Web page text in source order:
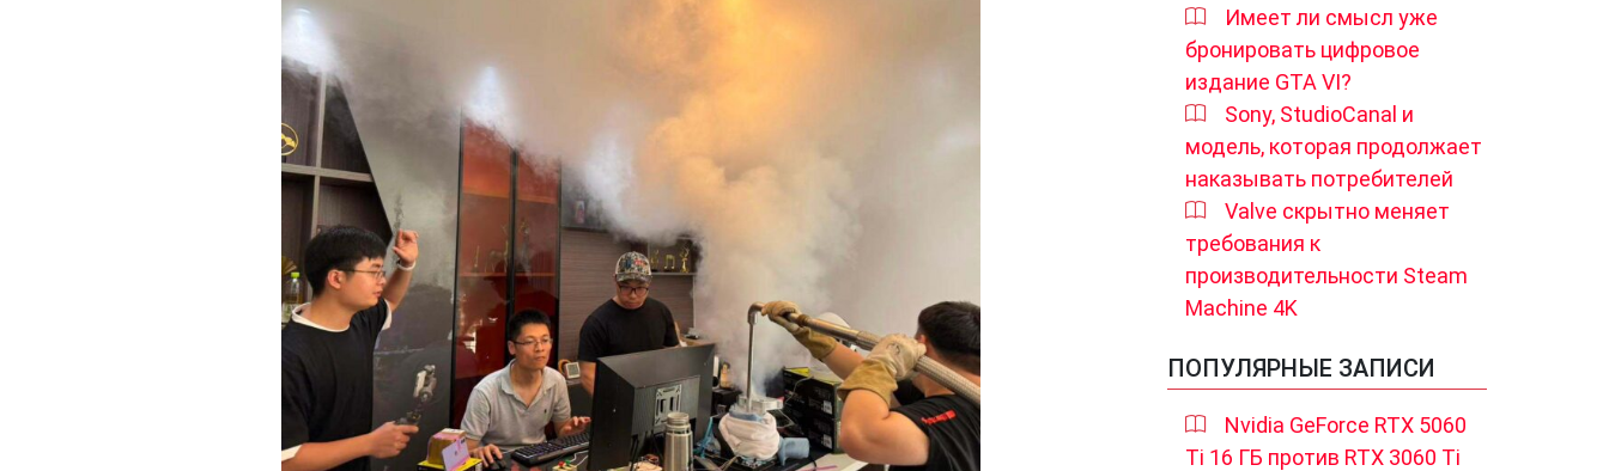
Имеет ли смысл уже
бронировать цифровое
издание GTA VI?
Sony, StudioCanal и
модель, которая продолжает
наказывать потребителей
Valve скрытно меняет
требования к
производительности Steam
Machine 4K
ПОПУЛЯРНЫЕ ЗАПИСИ
Nvidia GeForce RTX 5060
Ti 16 ГБ против RTX 3060 Ti